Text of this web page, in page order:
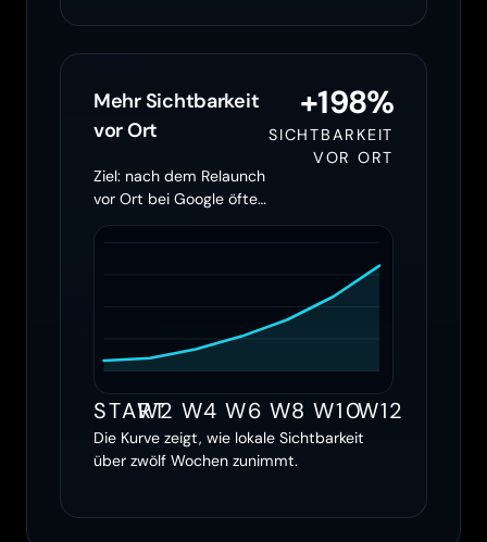
Mehr Sichtbarkeit
vor Ort
Ziel: nach dem Relaunch
vor Ort bei Google öfter
erscheinen
+198%
SICHTBARKEIT
VOR ORT
START
W2 W4 W6 W8 W10W12
Die Kurve zeigt, wie lokale Sichtbarkeit
über zwölf Wochen zunimmt.